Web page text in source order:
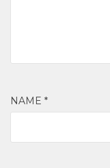
NAME *